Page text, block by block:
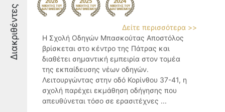
Διακριθέντες
Δείτε περισσότερα >>
Η Σχολή Οδηγών Μπασκούτας Αποστόλος
βρίσκεται στο κέντρο της Πάτρας και
διαθέτει σημαντική εμπειρία στον τομέα
της εκπαίδευσης νέων οδηγών.
Λειτουργώντας στην οδό Κορίνθου 37-41, η
σχολή παρέχει εκμάθηση οδήγησης που
απευθύνεται τόσο σε ερασιτέχνες ...